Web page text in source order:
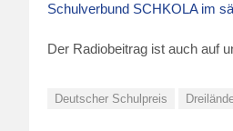
Schulverbund SCHKOLA im
Der Radiobeitrag ist auch auf
Deutscher Schulpreis